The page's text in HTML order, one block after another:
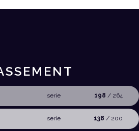
serie 198 / 264
serie 138 / 200